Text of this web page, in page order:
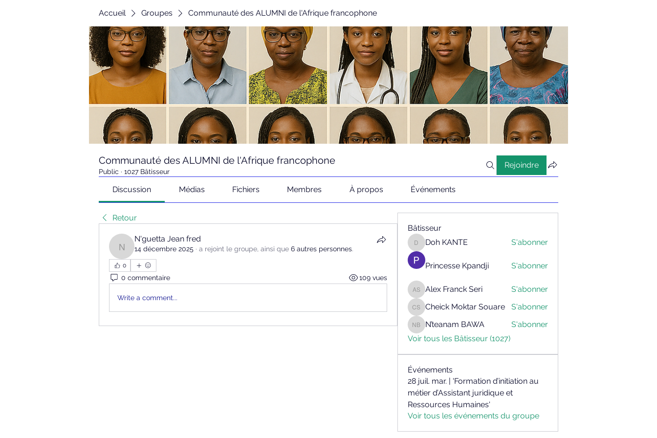
Accueil Groupes Communauté des ALUMNI de l'Afrique francophone
Communauté des ALUMNI de l'Afrique francophone
Public · 1027 Bâtisseur
Rejoindre
Discussion Médias Fichiers Membres À propos Événements
Retour
N'guetta Jean fred
N'guetta Jean fred
14 décembre 2025 · a rejoint le groupe, ainsi que 6 autres personnes.
0
0 commentaire 109 vues
Write a comment...
Bâtisseur
Doh KANTE
Doh KANTE S'abonner
Princesse Kpandji S'abonner
Alex Franck Seri
Alex Franck Seri S'abonner
Cheick Moktar Souare
Cheick Moktar Souare S'abonner
N’teanam BAWA
N’teanam BAWA
S'abonner
Voir tous les Bâtisseur (1027)
Événements
28 juil. mar. | 'Formation d’initiation au
métier d’Assistant juridique et
Ressources Humaines'
Voir tous les événements du groupe